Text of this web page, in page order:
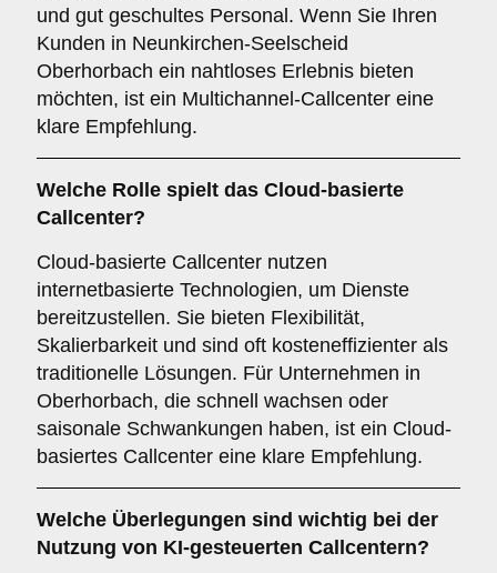
und gut geschultes Personal. Wenn Sie Ihren
Kunden in Neunkirchen-Seelscheid
Oberhorbach ein nahtloses Erlebnis bieten
möchten, ist ein Multichannel-Callcenter eine
klare Empfehlung.
Welche Rolle spielt das Cloud-basierte
Callcenter?
Cloud-basierte Callcenter nutzen
internetbasierte Technologien, um Dienste
bereitzustellen. Sie bieten Flexibilität,
Skalierbarkeit und sind oft kosteneffizienter als
traditionelle Lösungen. Für Unternehmen in
Oberhorbach, die schnell wachsen oder
saisonale Schwankungen haben, ist ein Cloud-
basiertes Callcenter eine klare Empfehlung.
Welche Überlegungen sind wichtig bei der
Nutzung von KI-gesteuerten Callcentern?